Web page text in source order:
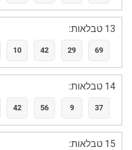
13 טבלאות:
10 42 29 69
14 טבלאות:
42 56 9 37
15 טבלאות: